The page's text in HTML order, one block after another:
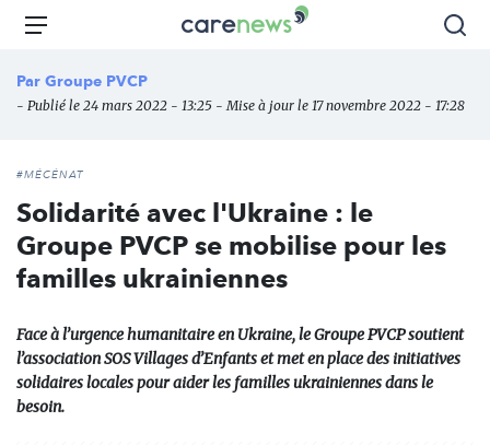
Aller
principal
Carenews,
des
Menu
Par Groupe PVCP
- Publié le 24 mars 2022 - 13:25 - Mise à jour le 17 novembre 2022 - 17:28
#MÉCÉNAT
Solidarité avec l'Ukraine : le
Groupe PVCP se mobilise pour les
familles ukrainiennes
Face à l’urgence humanitaire en Ukraine, le Groupe PVCP soutient
l’association SOS Villages d’Enfants et met en place des initiatives
solidaires locales pour aider les familles ukrainiennes dans le
besoin.